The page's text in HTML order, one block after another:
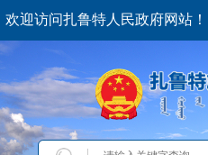
欢迎访问扎鲁特人民政府网站！